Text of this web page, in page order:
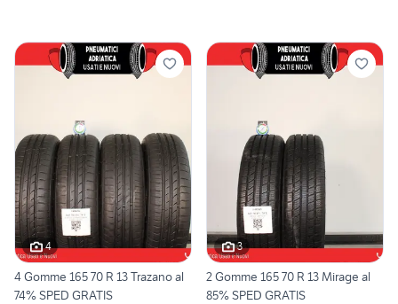
4
4 Gomme 165 70 R 13 Trazano al
74% SPED GRATIS
3
2 Gomme 165 70 R 13 Mirage al
85% SPED GRATIS